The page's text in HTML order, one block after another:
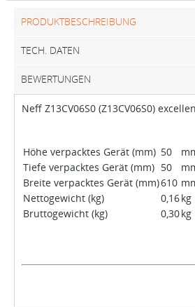
PRODUKTBESCHREIBUNG
TECH. DATEN
BEWERTUNGEN
Neff Z13CV06S0 (Z13CV06S0)
Höhe verpacktes Gerät (mm) 50
Tiefe verpacktes Gerät (mm) 50
Breite verpacktes Gerät (mm)610
Nettogewicht (kg)
0,16kg
Bruttogewicht (kg)
0,30kg